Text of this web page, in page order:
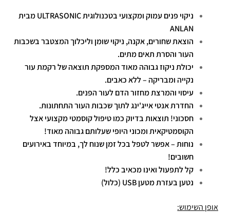
ניקוי פנים עמוק ומקצועי בטכנולוגית ULTRASONIC מבית
ANLAN
הוצאת שחורים, אקנה, ניקוי שומן וליכלוך המצטבר בשכבות
העור והסרת תאים מתים.
יכולת ניקוז גבוהה מאוד המספקת תוצאה של רקמת עור
נקייה ומבריקה – ללא כאבים.
עיסוי והמרצת מחזור הדם לעור הפנים.
החדרת אנטי אייג'ינג לתוך שכבות העור התחתונות.
חסכוני! תוצאות בדיוק כמו טיפול קוסמטי מקצועי אצל
הקוסמטיקאית ומכוני היופי שעלותם גבוהה מאוד!
נוחות – אפשר לטפל בכל זמן שנוח לך, במיוחד באירועים
חשובים!
קל לתפעול ואינו מכאיב כלל!
נטען בעזרת מטען USB (כלול)
אופן השימוש: